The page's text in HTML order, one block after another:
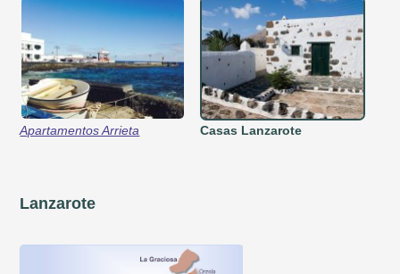
Apartamentos Arrieta Casas Lanzarote
Lanzarote